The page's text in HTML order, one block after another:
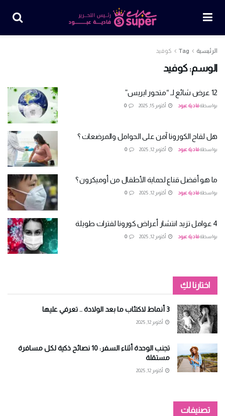
الرئيسية Tag كوفيد
الوسم:كوفيد
12 عرض شائع لـ “متحور ايريس”
بواسطةفادية عبود أكتوبر 15, 2025 0
هل لقاح الكورونا آمن على الحوامل والمرضعات ؟
بواسطةفادية عبود أكتوبر 12, 2025 0
ما هو أفضل قناع لحماية الأطفال من أوميكرون ؟
بواسطةفادية عبود أكتوبر 12, 2025 0
4 عوامل تزيد انتشار أعراض كورونا لفترات طويلة
بواسطةفادية عبود أكتوبر 12, 2025 0
اختارنا لكِ
3 أنماط لاكتئاب ما بعد الولادة .. تعرفي عليها
أكتوبر 12, 2025
تجنب الوحدة أثناء السفر: 10 نصائح ذكية لكل مسافرة
مستقلة
أكتوبر 12, 2025
تصنيفات